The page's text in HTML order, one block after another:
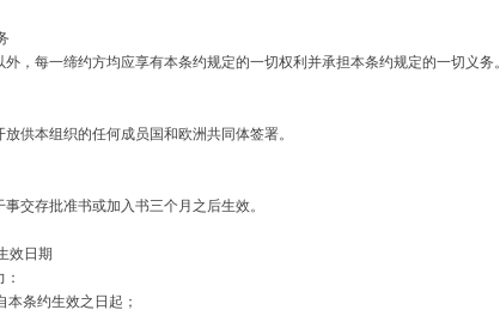
每一缔约方均应享有本条约规定的一切权利并承担本条约规定的一切义务。
供本组织的任何成员国和欧洲共同体签署。
存批准书或加入书三个月之后生效。
效日期
条约生效之日起；